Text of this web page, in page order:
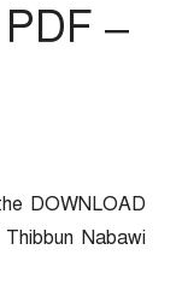
–
DOWNLOAD
Nabawi